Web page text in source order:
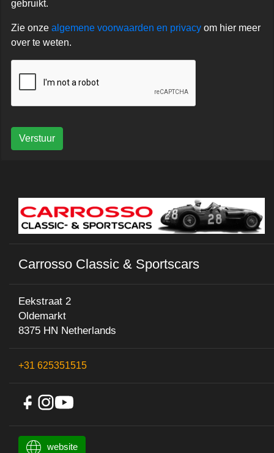
gebruikt.
Zie onze algemene voorwaarden en privacy om hier meer
over te weten.
Verstuur
Carrosso Classic & Sportscars
Eekstraat 2
Oldemarkt
8375 HN Netherlands
+31 625351515
website